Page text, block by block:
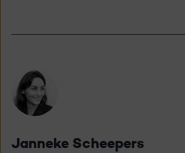
Janneke Scheepers